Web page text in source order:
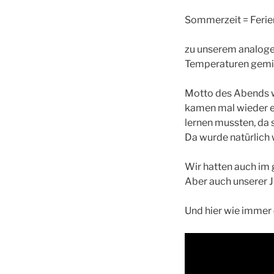
Sommerzeit =
zu unserem
Temperaturen
Motto des Abends
kamen mal wieder
lernen mussten,
Da wurde natürlich
Wir hatten auch im
Aber auch unserer
Und hier wie